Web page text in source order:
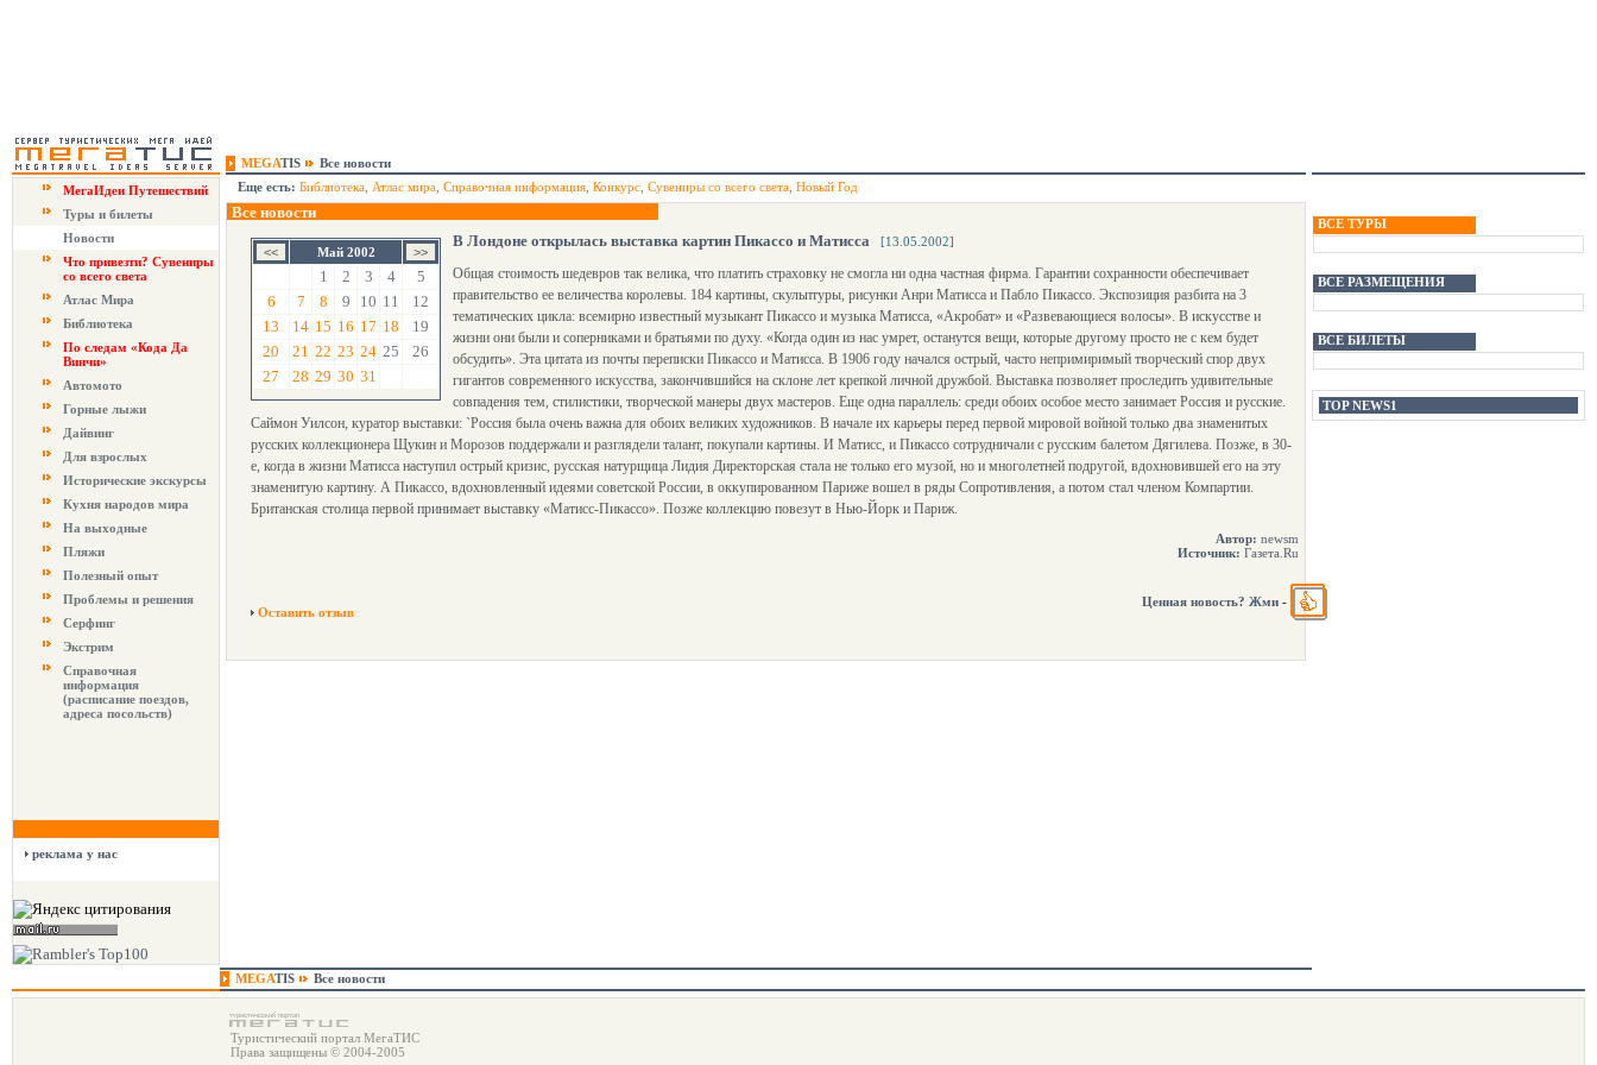
MEGATIS
Все новости
МегаИдеи Путешествий
Туры и билеты
Новости
Что привезти? Сувениры
со всего света
Атлас Мира
Библиотека
По следам «Кода Да
Винчи»
Автомото
Горные лыжи
Дайвинг
Для взрослых
Исторические экскурсы
Кухня народов мира
На выходные
Пляжи
Полезный опыт
Проблемы и решения
Серфинг
Экстрим
Справочная
информация
(расписание поездов,
адреса посольств)
реклама у нас
Еще есть: Библиотека Атлас мира Справочная информация Конкурс Сувениры со всего света Новый Год
Все новости
Май 2002
1 2 3 4
5
6
7 8 9 10 11
12
13
14 15 16 17 18
19
20
21 22 23 24 25
26
27
28 29 30 31
В Лондоне открылась выставка картин Пикассо и Матисса [13.05.2002]
Общая стоимость шедевров так велика, что платить страховку не смогла ни одна частная фирма. Гарантии сохранности обеспечивает
правительство ее величества королевы. 184 картины, скульптуры, рисунки Анри Матисса и Пабло Пикассо. Экспозиция разбита на 3
тематических цикла: всемирно известный музыкант Пикассо и музыка Матисса, «Акробат» и «Развевающиеся волосы». В искусстве и
жизни они были и соперниками и братьями по духу. «Когда один из нас умрет, останутся вещи, которые другому просто не с кем будет
обсудить». Эта цитата из почты переписки Пикассо и Матисса. В 1906 году начался острый, часто непримиримый творческий спор двух
гигантов современного искусства, закончившийся на склоне лет крепкой личной дружбой. Выставка позволяет проследить удивительные
совпадения тем, стилистики, творческой манеры двух мастеров. Еще одна параллель: среди обоих особое место занимает Россия и русские.
Саймон Уилсон, куратор выставки: `Россия была очень важна для обоих великих художников. В начале их карьеры перед первой мировой войной только два знаменитых
русских коллекционера Щукин и Морозов поддержали и разглядели талант, покупали картины. И Матисс, и Пикассо сотрудничали с русским балетом Дягилева. Позже, в 30-
е, когда в жизни Матисса наступил острый кризис, русская натурщица Лидия Директорская стала не только его музой, но и многолетней подругой, вдохновившей его на эту
знаменитую картину. А Пикассо, вдохновленный идеями советской России, в оккупированном Париже вошел в ряды Сопротивления, а потом стал членом Компартии.
Британская столица первой принимает выставку «Матисс-Пикассо». Позже коллекцию повезут в Нью-Йорк и Париж.
Автор: newsm
Источник: Газета.Ru
Оставить отзыв
Ценная новость? Жми -
ВСЕ ТУРЫ
ВСЕ РАЗМЕЩЕНИЯ
ВСЕ БИЛЕТЫ
TOP NEWS1
MEGATIS Все новости
Туристический портал МегаТИС
Права защищены © 2004-2005